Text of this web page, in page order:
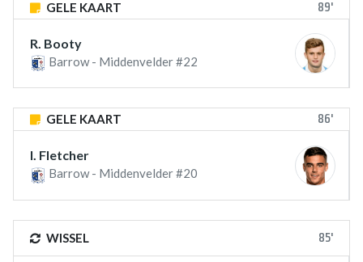
GELE KAART 89'
R. Booty
Barrow - Middenvelder #22
GELE KAART 86'
I. Fletcher
Barrow - Middenvelder #20
WISSEL 85'